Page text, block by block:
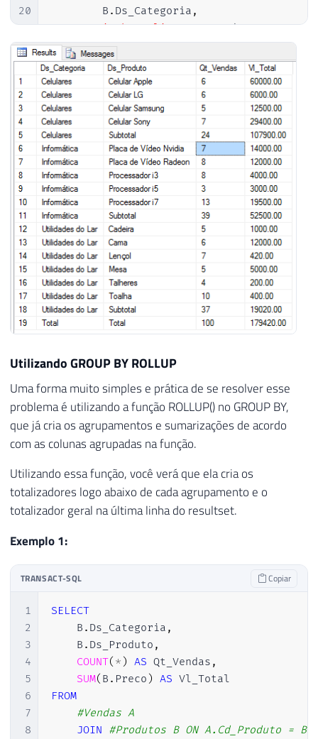
20
21
22
23
24
25
26
27
28
29
30
31
32
33
34
35
36
37
38
39
41
42
43
44
        B
. Ds_Categoria ,
'Subtotal' AS Ds_Produto,
COUNT(*) AS Qt_Vendas,
SUM(B.Preco) AS Vl_Total
JOIN #Produtos B ON A.Cd_Produto
BY
        B
.Ds_Categoria
UNION ALL
SELECT
'Total'
Ds_Categoria
,
'Total'
Ds_Produto
COUNT
Qt_Vendas
SUM(B.
Vl_Total
FROM
JOIN #Produtos B ON A.Cd_Produto
)
ORDER BY
(CASE WHEN A.Ds_Categoria = 'Total'
    A
.Ds_Categoria ,
WHEN Ds_Produto
Ds_Produto
Utilizando GROUP BY ROLLUP
Uma forma muito simples e prática de se resolver esse
problema é utilizando a função ROLLUP() no GROUP BY,
que já cria os agrupamentos e sumarizações de acordo
com as colunas agrupadas na função.
Utilizando essa função, você verá que ela cria os
totalizadores logo abaixo de cada agrupamento e o
totalizador geral na última linha do resultset.
Exemplo 1:
TRANSACT-SQL Copiar
1
2
3
4
5
6
7
8
SELECT
    B
. Ds_Categoria ,
    B
. Ds_Produto ,
COUNT( * ) AS Qt_Vendas ,
SUM( B . Preco ) AS
FROM
#Vendas A
JOIN #Produtos B ON A.Cd_Produto =